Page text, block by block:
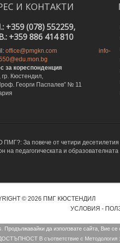
И КОНТАКТИ
+359 (078) 552259,
+359 886 414 810
office@pmgkn.com
info-
за кореспонденция
гр. Кюстендил,
Георги Паспалев” № 11
За повече от четири десетилетия
на педагогическата и
© 2026 ПМГ КЮСТЕНДИЛ
УСЛОВИЯ -
Продължавайки да използвате сайта, Вие
В съответствие с Mетодология